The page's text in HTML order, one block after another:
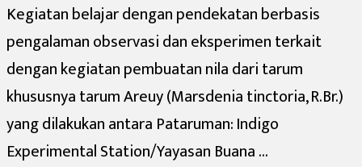
Kegiatan belajar dengan pendekatan berbasis
pengalaman observasi dan eksperimen terkait
dengan kegiatan pembuatan nila dari tarum
khususnya tarum Areuy (Marsdenia tinctoria, R.Br.)
yang dilakukan antara Pataruman: Indigo
Experimental Station/Yayasan Buana …